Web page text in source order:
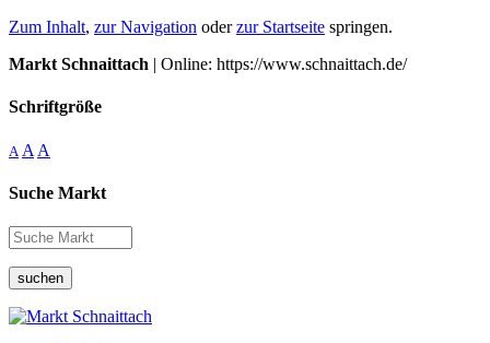
Zum Inhalt, zur Navigation oderzur Startseite springen.
Markt Schnaittach | Online: https://www.schnaittach.de/
Schriftgröße
A A A
Suche Markt
suchen